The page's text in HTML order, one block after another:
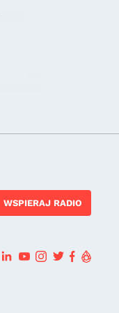
WSPIERAJ RADIO